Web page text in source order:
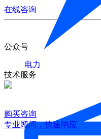
电力
在线咨询
公众号
技术服务
购买咨询
专业顾问，快速响应